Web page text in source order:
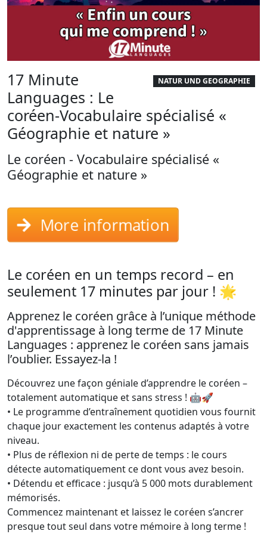
NATUR UND GEOGRAPHIE
17 Minute
Languages : Le
coréen-Vocabulaire spécialisé «
Géographie et nature »
Le coréen - Vocabulaire spécialisé «
Géographie et nature »
More information
Le coréen en un temps record – en
seulement 17 minutes par jour ! 🌟
Apprenez le coréen grâce à l’unique méthode
d'apprentissage à long terme de 17 Minute
Languages : apprenez le coréen sans jamais
l’oublier. Essayez-la !
Découvrez une façon géniale d’apprendre le coréen –
totalement automatique et sans stress ! 🤖🚀
• Le programme d’entraînement quotidien vous fournit
chaque jour exactement les contenus adaptés à votre
niveau.
• Plus de réflexion ni de perte de temps : le cours
détecte automatiquement ce dont vous avez besoin.
• Détendu et efficace : jusqu’à 5 000 mots durablement
mémorisés.
Commencez maintenant et laissez le coréen s’ancrer
presque tout seul dans votre mémoire à long terme !